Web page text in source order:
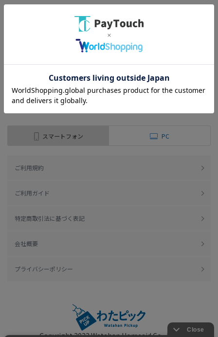
在庫：○
（全1件）
スマートフォン PC
ご利用規約
ご利用ガイド
特定商取引法に基づく表記
会社概要
プライバシーポリシー